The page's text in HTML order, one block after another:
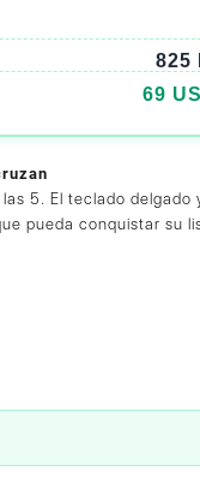
825
69
5. El teclado delgado
pueda conquistar su